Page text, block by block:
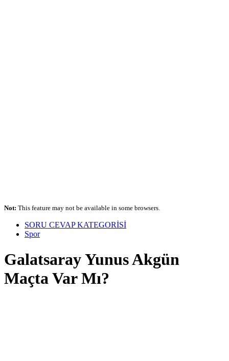
Not: This feature may not be available in some browsers.
SORU CEVAP KATEGORİSİ
Spor
Galatsaray Yunus Akgün
Maçta Var Mı?